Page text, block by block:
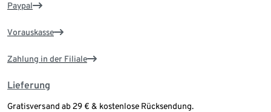
Paypal
Vorauskasse
Zahlung in der Filiale
Lieferung
Gratisversand ab 29 € & kostenlose Rücksendung.